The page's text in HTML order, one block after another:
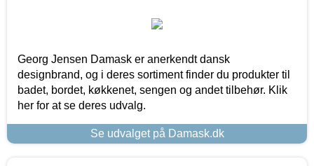
Georg Jensen Damask er anerkendt dansk
designbrand, og i deres sortiment finder du produkter til
badet, bordet, køkkenet, sengen og andet tilbehør. Klik
her for at se deres udvalg.
Se udvalget på Damask.dk